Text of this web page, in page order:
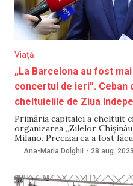
Viață
„La Barcelona au fost
concertul de ieri”.
cheltuielile de Ziua
Primăria capitalei a cheltuit
organizarea „Zilelor
Milano. Precizarea a fost
cadrul ședinței primăriei din
precizeze că pentru cele 3
Ana-Maria Dolghii - 28 aug. 2023